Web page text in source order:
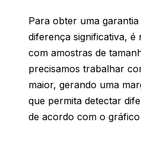
Para obter uma
diferença significativa, é
com amostras de
precisamos trabalhar
maior, gerando uma
que permita detectar
de acordo com o gráfico